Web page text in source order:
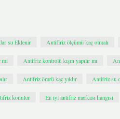
su Eklenir Antifiriz ölçümü kaç olmalı
mi Antifriz kontrolü kışın yapılır mı
Antifriz ömrü kaç yıldır Antifriz su
konulur En iyi antifriz markası hangisi